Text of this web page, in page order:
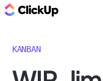
KANBAN